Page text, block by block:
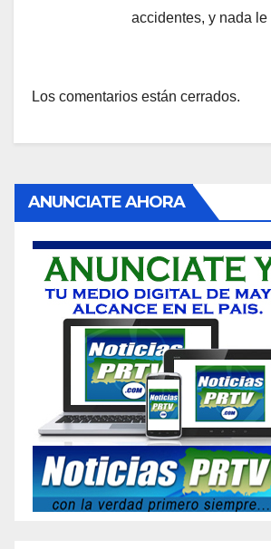
accidentes, y nada le
Los comentarios están cerrados.
ANUNCIATE AHORA